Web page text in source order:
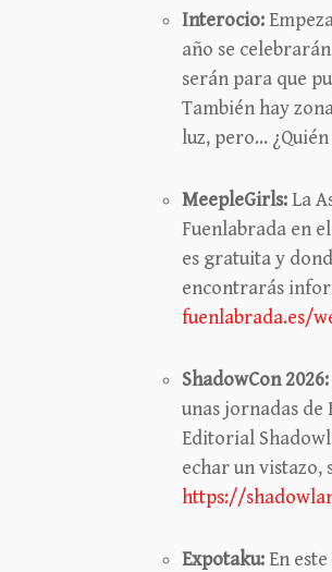
Interocio:
año se
serán para que
También hay
luz, pero…
MeepleGirls: La
Fuenlabrada en
es gratuita y
encontrarás
fuenlabrada.es/
ShadowCon 2026:
unas jornadas de
Editorial
echar un vistazo,
https://
Expotaku: En